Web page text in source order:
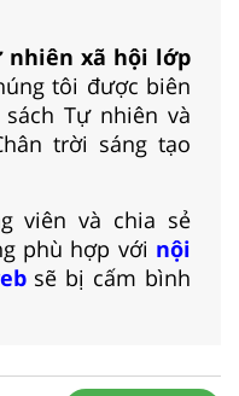
nhiên xã hội lớp
tôi được biên
Tự nhiên và
trời sáng tạo
viên và chia sẻ
phù hợp với nội
sẽ bị cấm bình